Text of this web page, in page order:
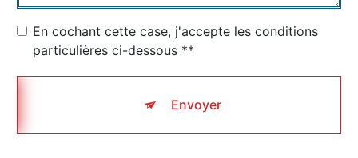
En cochant cette case, j'accepte les conditions
particulières ci-dessous **
Envoyer